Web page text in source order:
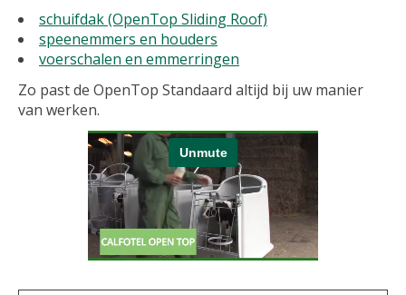
schuifdak (OpenTop Sliding Roof)
speenemmers en houders
voerschalen en emmerringen
Zo past de OpenTop Standaard altijd bij uw manier
van werken.